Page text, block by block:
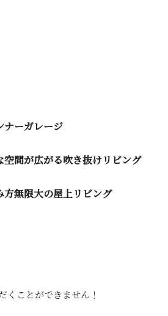
ナーガレージ
空間が広がる吹き抜けリビング
方無限大の屋上リビング
くことができません！